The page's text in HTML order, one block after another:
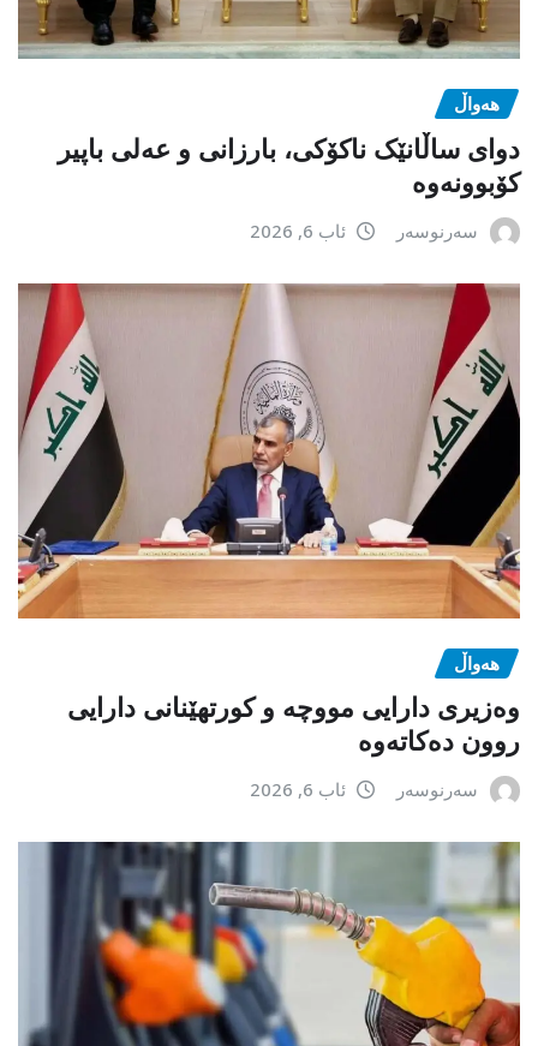
هەواڵ
دوای ساڵانێک ناکۆکی، بارزانی و عەلی باپیر
کۆبوونەوە
سەرنوسەر ئاب 6, 2026
هەواڵ
وەزیری دارایی مووچە و کورتهێنانی دارایی
روون دەکاتەوە
سەرنوسەر ئاب 6, 2026